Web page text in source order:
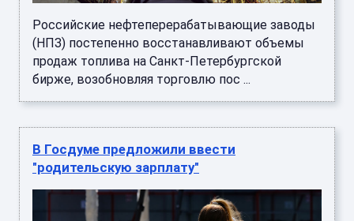
Российские нефтеперерабатывающие заводы
(НПЗ) постепенно восстанавливают объемы
продаж топлива на Санкт-Петербургской
бирже, возобновляя торговлю пос ...
В Госдуме предложили ввести
"родительскую зарплату"